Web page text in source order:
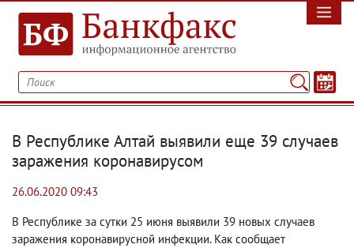
В Республике Алтай выявили еще 39 случаев
заражения коронавирусом
26.06.2020 09:43
В Республике за сутки 25 июня выявили 39 новых случаев
заражения коронавирусной инфекции. Как сообщает